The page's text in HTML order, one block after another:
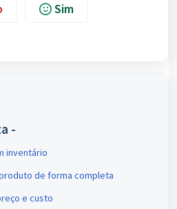
Sim
-
inventário
produto de forma completa
e custo